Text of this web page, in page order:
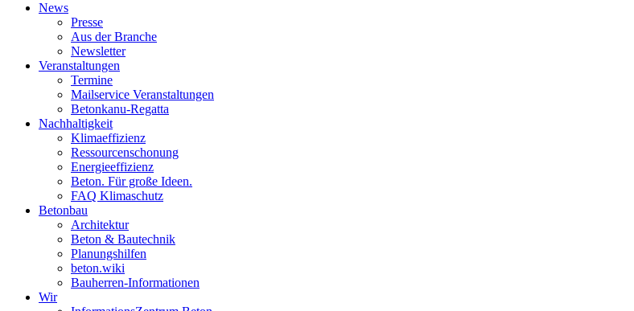
News
Presse
Aus der Branche
Newsletter
Veranstaltungen
Termine
Mailservice Veranstaltungen
Betonkanu-Regatta
Nachhaltigkeit
Klimaeffizienz
Ressourcenschonung
Energieeffizienz
Beton. Für große Ideen.
FAQ Klimaschutz
Betonbau
Architektur
Beton & Bautechnik
Planungshilfen
beton.wiki
Bauherren-Informationen
Wir